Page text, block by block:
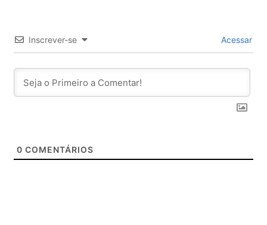
Inscrever-se Acessar
0 COMENTÁRIOS